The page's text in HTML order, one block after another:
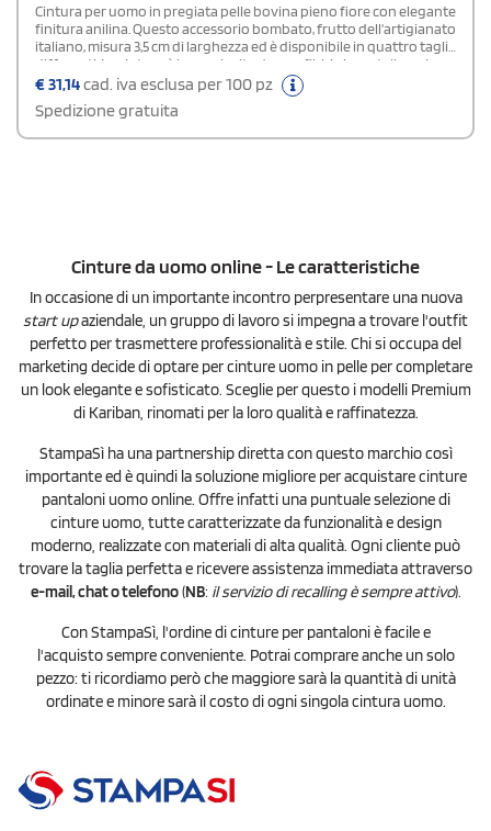
Cintura per uomo in pregiata pelle bovina pieno fiore con elegante
finitura anilina. Questo accessorio bombato, frutto dell'artigianato
italiano, misura 3,5 cm di larghezza ed è disponibile in quattro taglie
differenti. La cintura è impreziosita da una fibbia in metallo e viene
consegnata in una dedicata custodia di cotone di colore nero,
perfetta per la protezione o come idea regalo.
€31,14cad. iva esclusa per 100 pz
Spedizione gratuita
Cinture da uomo online - Le caratteristiche
In occasione di un importante incontro perpresentare una nuova
start upaziendale, un gruppo di lavoro si impegna a trovare l'outfit
perfetto per trasmettere professionalità e stile. Chi si occupa del
marketing decide di optare per cinture uomo in pelle per completare
un look elegante e sofisticato. Sceglie per questo i modelli Premium
di Kariban, rinomati per la loro qualità e raffinatezza.
StampaSì ha una partnership diretta con questo marchio così
importante ed è quindi la soluzione migliore per acquistare cinture
pantaloni uomo online. Offre infatti una puntuale selezione di
cinture uomo, tutte caratterizzate da funzionalità e design
moderno, realizzate con materiali di alta qualità. Ogni cliente può
trovare la taglia perfetta e ricevere assistenza immediata attraverso
e-mail, chat o telefono(NB: il servizio di recalling è sempre attivo).
Con StampaSì, l'ordine di cinture per pantaloni è facile e
l'acquisto sempre conveniente. Potrai comprare anche un solo
pezzo: ti ricordiamo però che maggiore sarà la quantità di unità
ordinate e minore sarà il costo di ogni singola cintura uomo.